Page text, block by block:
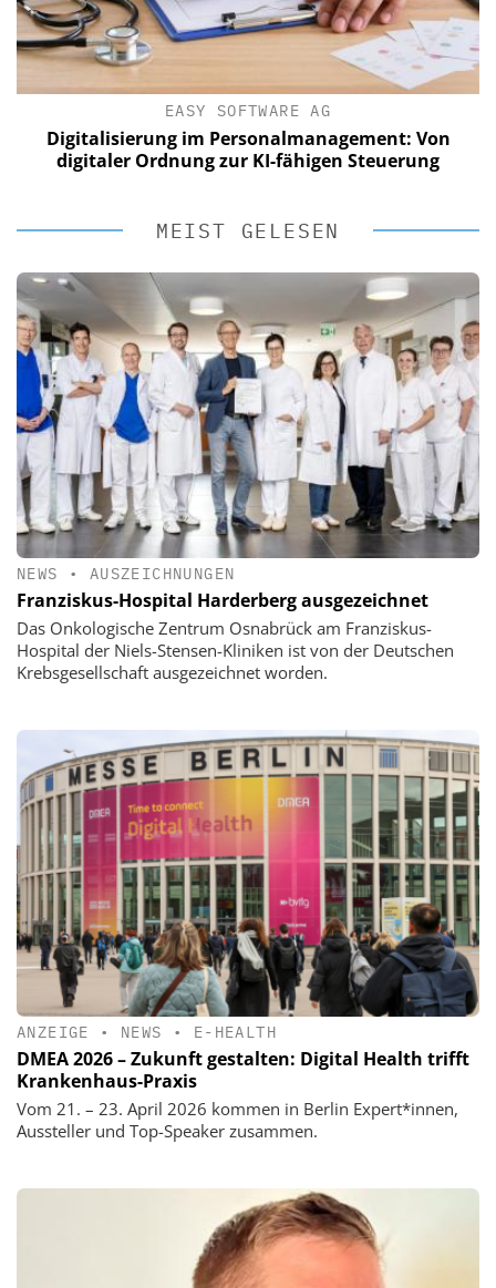
EASY SOFTWARE AG
Digitalisierung im Personalmanagement: Von
digitaler Ordnung zur KI-fähigen Steuerung
MEIST GELESEN
NEWS • AUSZEICHNUNGEN
Franziskus-Hospital Harderberg ausgezeichnet
Das Onkologische Zentrum Osnabrück am Franziskus-
Hospital der Niels-Stensen-Kliniken ist von der Deutschen
Krebsgesellschaft ausgezeichnet worden.
ANZEIGE • NEWS • E-HEALTH
DMEA 2026 – Zukunft gestalten: Digital Health trifft
Krankenhaus-Praxis
Vom 21. – 23. April 2026 kommen in Berlin Expert*innen,
Aussteller und Top-Speaker zusammen.